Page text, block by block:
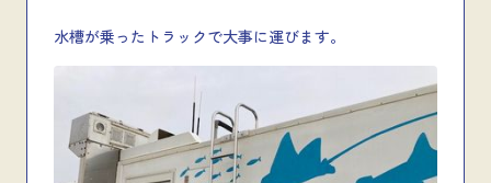
水槽が乗ったトラックで大事に運びます。